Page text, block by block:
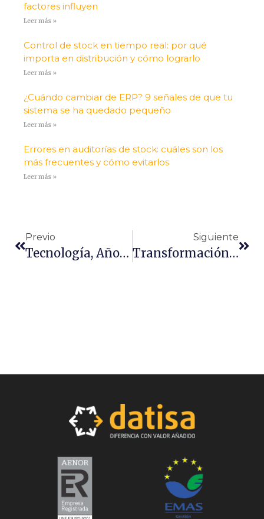
factores influyen
Leer más »
Control de stock en tiempo real: por qué
importa en distribución y cómo lograrlo
Leer más »
¿Cuándo cambiar de ERP? 9 señales de que tu
sistema se ha quedado pequeño
Leer más »
Errores en auditorías de stock: cuáles son los
más frecuentes y cómo evitarlos
Leer más »
Previo
Tecnología, Año Cero
Siguiente
Transformación Digital De Las Pymes: El Gran Reto En España